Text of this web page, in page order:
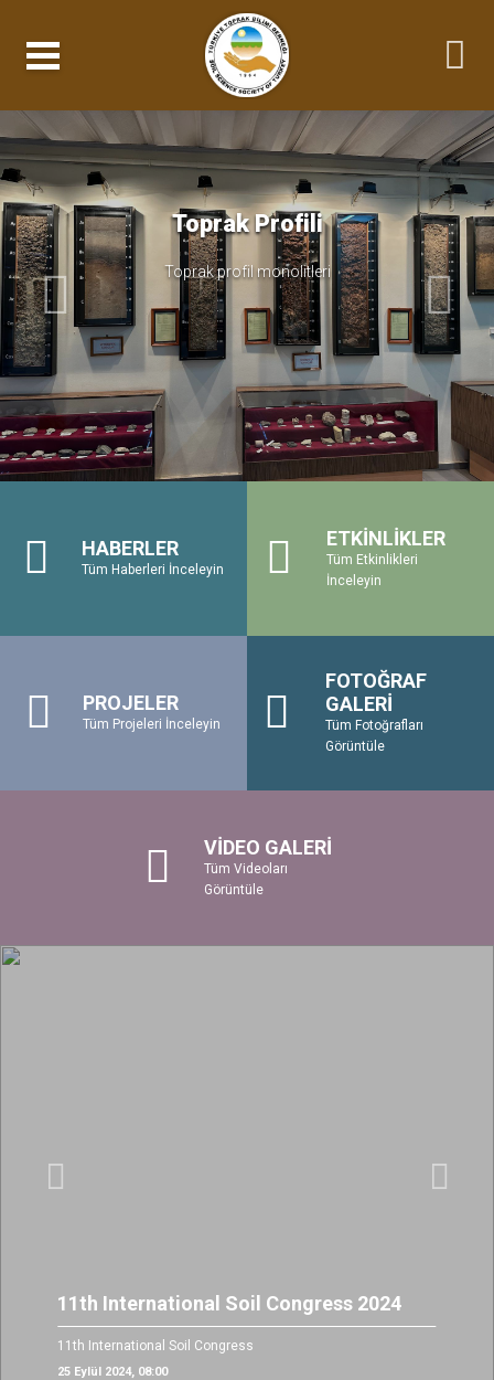
Toprak Profili
Toprak profil monolitleri
Önceki Sonraki
HABERLER
Tüm Haberleri İnceleyin
ETKİNLİKLER
Tüm Etkinlikleri
İnceleyin
PROJELER
Tüm Projeleri İnceleyin
FOTOĞRAF
GALERİ
Tüm Fotoğrafları
Görüntüle
VİDEO GALERİ
Tüm Videoları
Görüntüle
11th International Soil Congress 2024
11th International Soil Congress
25 Eylül 2024, 08:00
Önceki Sonraki